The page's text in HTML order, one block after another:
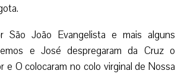
São João Evangelista e mais alguns
e José despregaram da Cruz o
e O colocaram no colo virginal de Nossa